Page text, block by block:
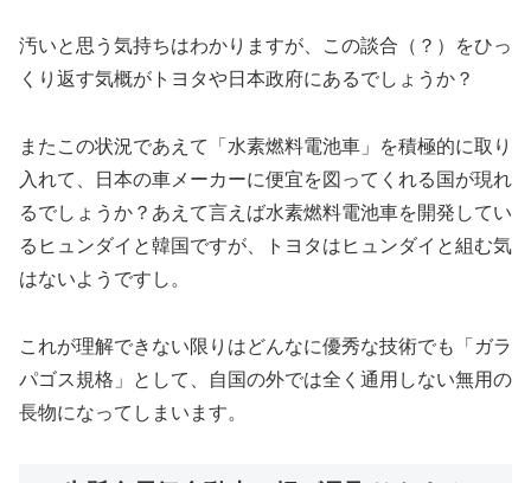
汚いと思う気持ちはわかりますが、この談合（？）をひっ
くり返す気概がトヨタや日本政府にあるでしょうか？
またこの状況であえて「水素燃料電池車」を積極的に取り
入れて、日本の車メーカーに便宜を図ってくれる国が現れ
るでしょうか？あえて言えば水素燃料電池車を開発してい
るヒュンダイと韓国ですが、トヨタはヒュンダイと組む気
はないようですし。
これが理解できない限りはどんなに優秀な技術でも「ガラ
パゴス規格」として、自国の外では全く通用しない無用の
長物になってしまいます。